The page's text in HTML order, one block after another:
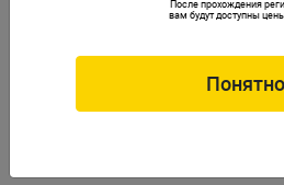
Камень пластиковый "Polyresin Bio-Stone" 37х12х19см
После прохождения
вам будут доступны
Понятно